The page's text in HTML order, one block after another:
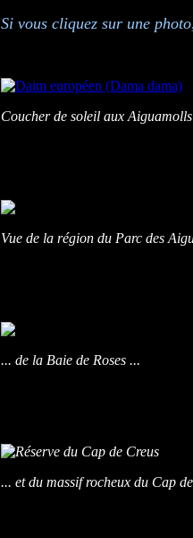
Si vous cliquez sur une
Coucher de soleil aux
Vue de la région du Parc des
... de la Baie de Roses ...
... et du massif rocheux du Cap